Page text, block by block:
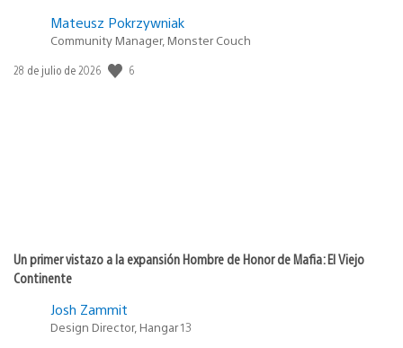
Mateusz Pokrzywniak
Community Manager, Monster Couch
Fecha
28 de julio de 2026 6
Un primer vistazo a la expansión Hombre de Honor de Mafia: El Viejo
Continente
Josh Zammit
Design Director, Hangar 13